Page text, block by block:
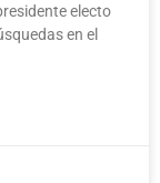
electo
en el